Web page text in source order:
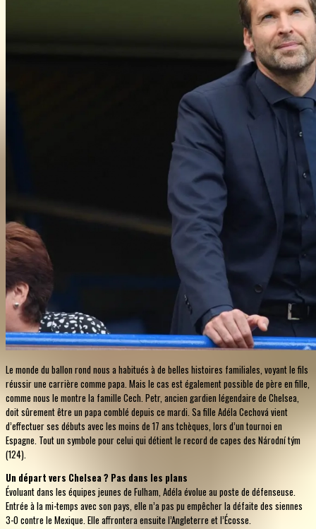
Le monde du ballon rond nous a habitués à de belles histoires familiales, voyant le fils
réussir une carrière comme papa. Mais le cas est également possible de père en fille,
comme nous le montre la famille Cech. Petr, ancien gardien légendaire de Chelsea,
doit sûrement être un papa comblé depuis ce mardi. Sa fille Adéla Cechová vient
d’effectuer ses débuts avec les moins de 17 ans tchèques, lors d’un tournoi en
Espagne. Tout un symbole pour celui qui détient le record de capes des Národní tým
(124).
Un départ vers Chelsea ? Pas dans les plans
Évoluant dans les équipes jeunes de Fulham, Adéla évolue au poste de défenseuse.
Entrée à la mi-temps avec son pays, elle n’a pas pu empêcher la défaite des siennes
3-0 contre le Mexique. Elle affrontera ensuite l’Angleterre et l’Écosse.